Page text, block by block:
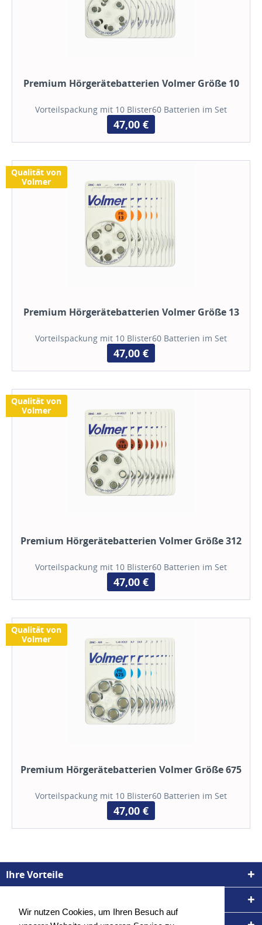
Wir nutzen Cookies, um Ihren Besuch auf
Qualität von
Volmer
Premium Hörgerätebatterien Volmer Größe 13
Vorteilspackung mit 10 Blister60 Batterien im Set
47,00 €
Qualität von
Volmer
Premium Hörgerätebatterien Volmer Größe 675
Vorteilspackung mit 10 Blister60 Batterien im Set
47,00 €
Qualität von
Volmer
Premium Hörgerätebatterien Volmer Größe 312
Vorteilspackung mit 10 Blister60 Batterien im Set
47,00 €
Premium Hörgerätebatterien Volmer Größe 10
Vorteilspackung mit 10 Blister60 Batterien im Set
47,00 €
Ihre Vorteile